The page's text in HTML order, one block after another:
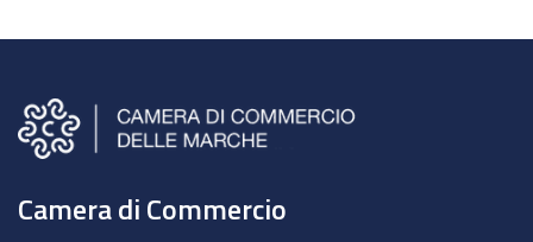
Camera di Commercio